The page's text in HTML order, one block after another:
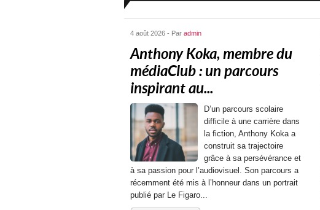
4 août 2026 - Par admin
Anthony Koka, membre du
médiaClub : un parcours
inspirant au...
D’un parcours scolaire
difficile à une carrière dans
la fiction, Anthony Koka a
construit sa trajectoire
grâce à sa persévérance et
à sa passion pour l’audiovisuel. Son parcours a
récemment été mis à l’honneur dans un portrait
publié par Le Figaro...